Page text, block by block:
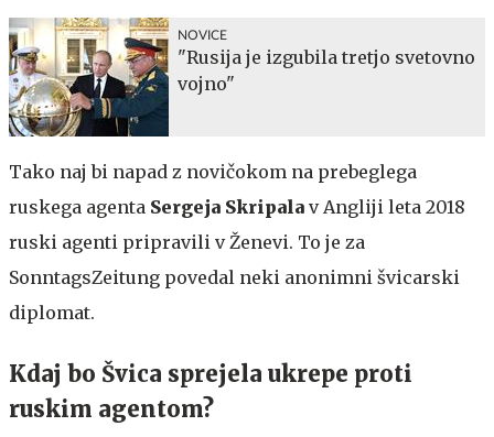
NOVICE
"Rusija je izgubila tretjo svetovno
vojno"
Tako naj bi napad z novičokom na prebeglega
ruskega agenta Sergeja Skripala v Angliji leta 2018
ruski agenti pripravili v Ženevi. To je za
SonntagsZeitung povedal neki anonimni švicarski
diplomat.
Kdaj bo Švica sprejela ukrepe proti
ruskim agentom?